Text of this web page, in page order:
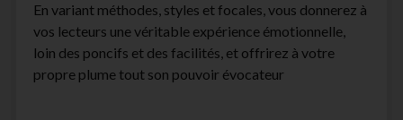
En variant méthodes, styles et focales, vous donnerez à
vos lecteurs une véritable expérience émotionnelle,
loin des poncifs et des facilités, et offrirez à votre
propre plume tout son pouvoir évocateur